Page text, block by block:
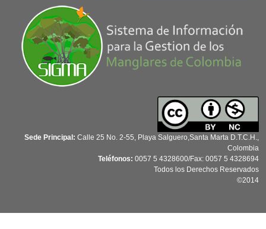
Sede Principal: Calle 25 No. 2-55, Playa Salguero,Santa Marta D.T.C.H.,
Colombia
Teléfonos: 0057 5 4328600/Fax: 0057 5 4328694
Todos los Derechos Reservados
©2014